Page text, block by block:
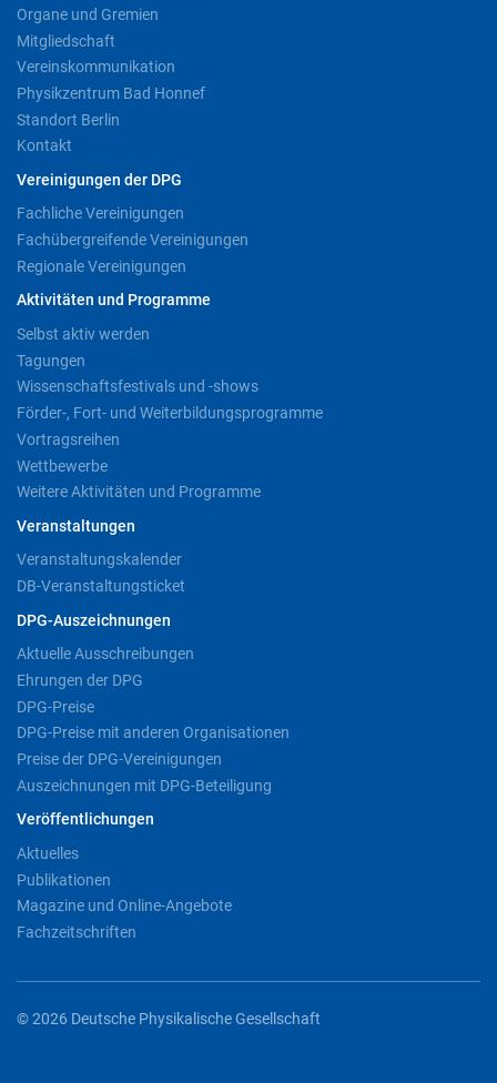
Organe und Gremien
Mitgliedschaft
Vereinskommunikation
Physikzentrum Bad Honnef
Standort Berlin
Kontakt
Vereinigungen der DPG
Fachliche Vereinigungen
Fachübergreifende Vereinigungen
Regionale Vereinigungen
Aktivitäten und Programme
Selbst aktiv werden
Tagungen
Wissenschaftsfestivals und -shows
Förder-, Fort- und Weiterbildungsprogramme
Vortragsreihen
Wettbewerbe
Weitere Aktivitäten und Programme
Veranstaltungen
Veranstaltungskalender
DB-Veranstaltungsticket
DPG-Auszeichnungen
Aktuelle Ausschreibungen
Ehrungen der DPG
DPG-Preise
DPG-Preise mit anderen Organisationen
Preise der DPG-Vereinigungen
Auszeichnungen mit DPG-Beteiligung
Veröffentlichungen
Aktuelles
Publikationen
Magazine und Online-Angebote
Fachzeitschriften
© 2026 Deutsche Physikalische Gesellschaft